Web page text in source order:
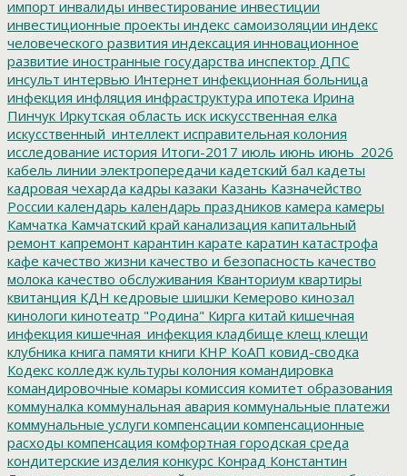
импорт инвалиды инвестирование инвестиции
инвестиционные проекты индекс самоизоляции индекс
человеческого развития индексация инновационное
развитие иностранные государства инспектор ДПС
инсульт интервью Интернет инфекционная больница
инфекция инфляция инфраструктура ипотека Ирина
Пинчук Иркутская область иск искусственная елка
искусственный_интеллект исправительная колония
исследование история Итоги-2017 июль июнь июнь_2026
кабель линии электропередачи кадетский бал кадеты
кадровая чехарда кадры казаки Казань Казначейство
России календарь календарь праздников камера камеры
Камчатка Камчатский край канализация капитальный
ремонт капремонт карантин карате каратин катастрофа
кафе качество жизни качество и безопасность качество
молока качество обслуживания Кванториум квартиры
квитанция КДН кедровые шишки Кемерово кинозал
кинологи кинотеатр "Родина" Кирга китай кишечная
инфекция кишечная_инфекция кладбище клещ клещи
клубника книга памяти книги КНР КоАП ковид-сводка
Кодекс колледж культуры колония командировка
командировочные комары комиссия комитет образования
коммуналка коммунальная авария коммунальные платежи
коммунальные услуги компенсации компенсационные
расходы компенсация комфортная городская среда
кондитерские изделия конкурс Конрад Константин